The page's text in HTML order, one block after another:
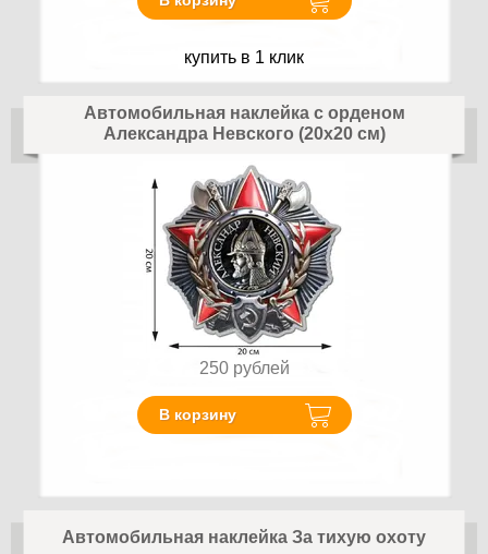
купить в 1 клик
Автомобильная наклейка с орденом
Александра Невского (20x20 см)
250 рублей
В корзину
Автомобильная наклейка За тихую охоту